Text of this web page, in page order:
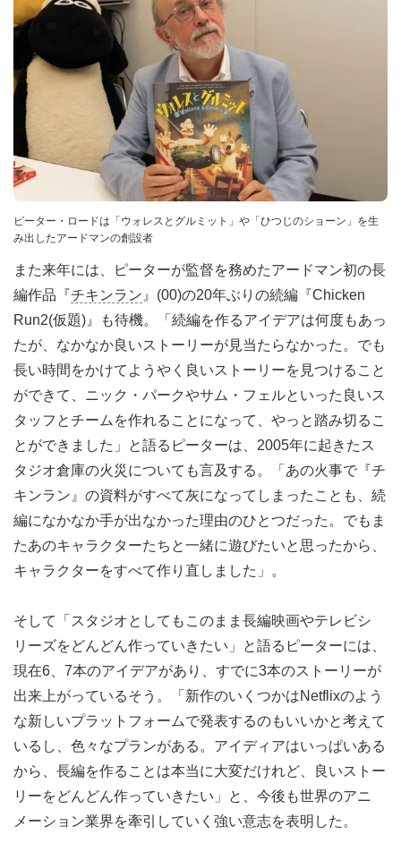
ピーター・ロードは「ウォレスとグルミット」や「ひつじのショーン」を生
み出したアードマンの創設者
また来年には、ピーターが監督を務めたアードマン初の長
編作品『チキンラン』(00)の20年ぶりの続編『Chicken
Run2(仮題)』も待機。「続編を作るアイデアは何度もあっ
たが、なかなか良いストーリーが見当たらなかった。でも
長い時間をかけてようやく良いストーリーを見つけること
ができて、ニック・パークやサム・フェルといった良いス
タッフとチームを作れることになって、やっと踏み切るこ
とができました」と語るピーターは、2005年に起きたス
タジオ倉庫の火災についても言及する。「あの火事で『チ
キンラン』の資料がすべて灰になってしまったことも、続
編になかなか手が出なかった理由のひとつだった。でもま
たあのキャラクターたちと一緒に遊びたいと思ったから、
キャラクターをすべて作り直しました」。
そして「スタジオとしてもこのまま長編映画やテレビシ
リーズをどんどん作っていきたい」と語るピーターには、
現在6、7本のアイデアがあり、すでに3本のストーリーが
出来上がっているそう。「新作のいくつかはNetflixのよう
な新しいプラットフォームで発表するのもいいかと考えて
いるし、色々なプランがある。アイディアはいっぱいある
から、長編を作ることは本当に大変だけれど、良いストー
リーをどんどん作っていきたい」と、今後も世界のアニ
メーション業界を牽引していく強い意志を表明した。